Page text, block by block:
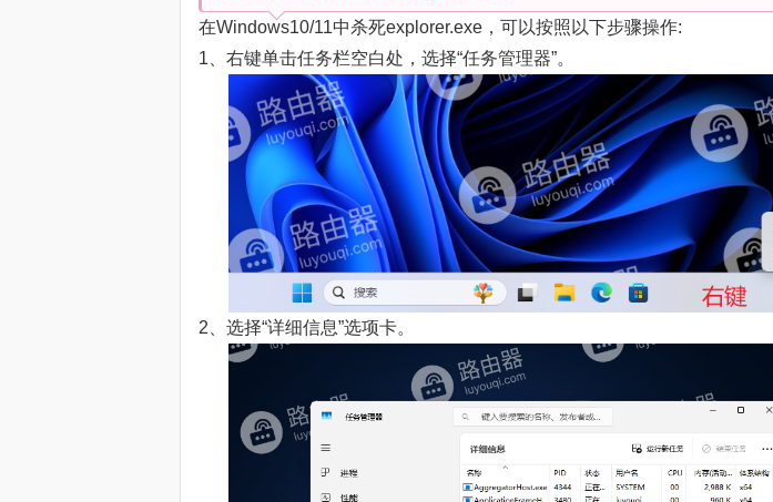
在Windows10/11中杀死explorer.exe，可以按照以下步骤操作:
1、右键单击任务栏空白处，选择“任务管理器”。
2、选择“详细信息”选项卡。